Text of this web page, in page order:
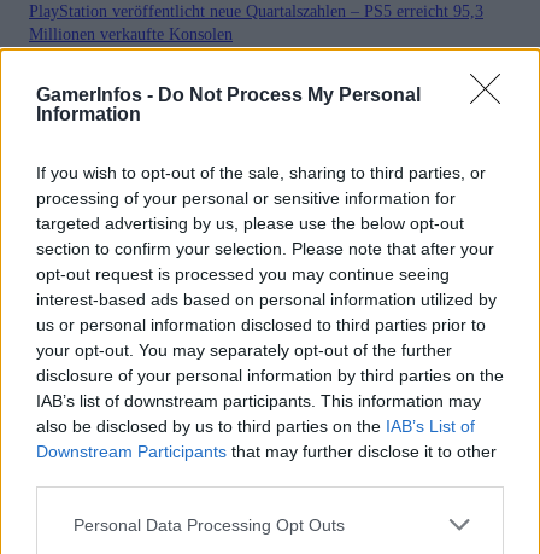
GamerInfos - Do Not Process My Personal
Information
If you wish to opt-out of the sale, sharing to third parties, or
processing of your personal or sensitive information for
targeted advertising by us, please use the below opt-out
section to confirm your selection. Please note that after your
opt-out request is processed you may continue seeing
interest-based ads based on personal information utilized by
us or personal information disclosed to third parties prior to
your opt-out. You may separately opt-out of the further
disclosure of your personal information by third parties on the
IAB’s list of downstream participants. This information may
also be disclosed by us to third parties on the IAB’s List of
Downstream Participants that may further disclose it to other
Personal Data Processing Opt Outs
PlayStation veröffentlicht neue Quartalszahlen – PS5 erreicht 95,3
Millionen verkaufte Konsolen
Kommentieren Sie den Artikel
Bitte geben Sie Ihren Kommentar ein!
Name:*
Bitte geben Sie hier Ihren Namen ein
E-
Mail:*
Sie haben eine falsche E-Mail-Adresse eingegeben!
Bitte geben Sie hier Ihre E-Mail-Adresse ein